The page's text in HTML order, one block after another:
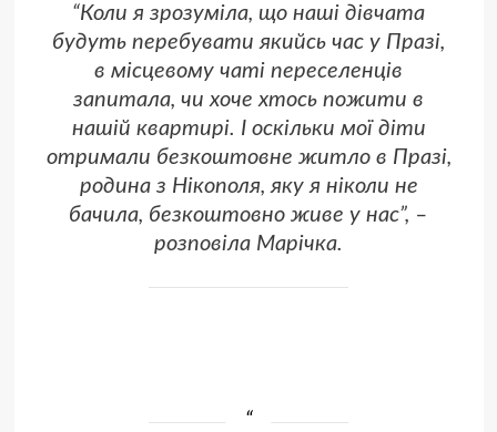
“Коли я зрозуміла, що наші дівчата
будуть перебувати якийсь час у Празі,
в місцевому чаті переселенців
запитала, чи хоче хтось пожити в
нашій квартирі. І оскільки мої діти
отримали безкоштовне житло в Празі,
родина з Нікополя, яку я ніколи не
бачила, безкоштовно живе у нас”, –
розповіла Марічка.